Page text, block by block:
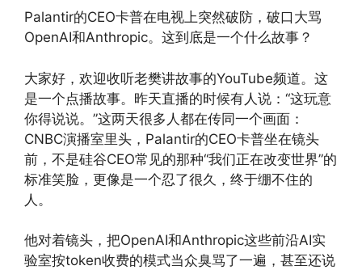
Palantir的CEO卡普在电视上突然破防，破口大骂
OpenAI和Anthropic。这到底是一个什么故事？
大家好，欢迎收听老樊讲故事的YouTube频道。这
是一个点播故事。昨天直播的时候有人说：“这玩意
你得说说。”这两天很多人都在传同一个画面：
CNBC演播室里头，Palantir的CEO卡普坐在镜头
前，不是硅谷CEO常见的那种“我们正在改变世界”的
标准笑脸，更像是一个忍了很久，终于绷不住的
人。
他对着镜头，把OpenAI和Anthropic这些前沿AI实
验室按token收费的模式当众臭骂了一遍，甚至还说